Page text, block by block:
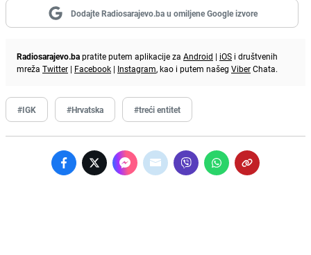
Dodajte Radiosarajevo.ba u omiljene Google izvore
Radiosarajevo.bapratite putem aplikacije za Android | iOS i društvenih
mreža Twitter | Facebook | Instagram, kao i putem našeg ViberChata.
#IGK #Hrvatska #treći entitet